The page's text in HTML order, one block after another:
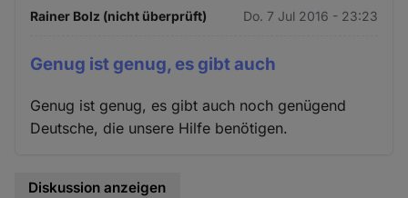
Rainer Bolz (nicht überprüft) Do. 7 Jul 2016 - 23:23
Genug ist genug, es gibt auch
Genug ist genug, es gibt auch noch genügend
Deutsche, die unsere Hilfe benötigen.
Diskussion anzeigen